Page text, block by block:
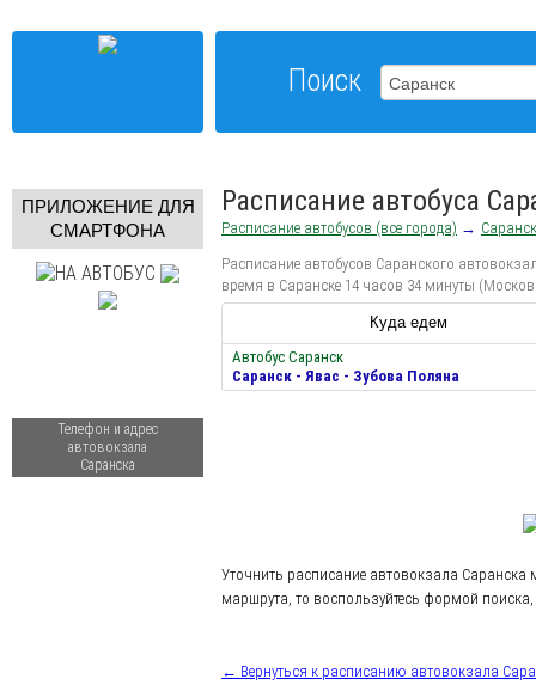
Поиск
ПРИЛОЖЕНИЕ ДЛЯ
СМАРТФОНА
Телефон и адрес
автовокзала
Саранска
Расписание автобуса
Расписание автобусов (все города) → Саранск
Расписание автобусов Саранского
время в Саранске 14 часов 34 минуты
Куда едем
Автобус Саранск
Саранск - Явас - Зубова Поляна
Уточнить расписание автовокзала
маршрута, то воспользуйтесь формой
← Вернуться к расписанию автовокзала